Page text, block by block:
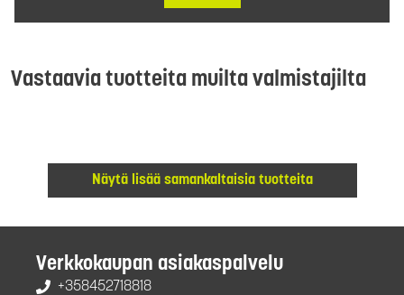
Vastaavia tuotteita muilta valmistajilta
Näytä lisää samankaltaisia tuotteita
Verkkokaupan asiakaspalvelu
+358452718818